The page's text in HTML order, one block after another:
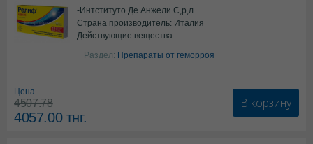
-Интституто Де Анжели С,р,л
Страна производитель: Италия
Действующие вещества:
Бензокаин
Раздел: Препараты от геморроя
Цена
4507.78
4057.00тнг.
В корзину